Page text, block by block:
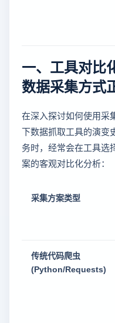
一、工具对比
数据采集方式
在深入探讨如何使用采
下数据抓取工具的演变
务时，经常会在工具选
案的客观对比化分析：
采集方案类型
传统代码爬虫
(Python/Requests)